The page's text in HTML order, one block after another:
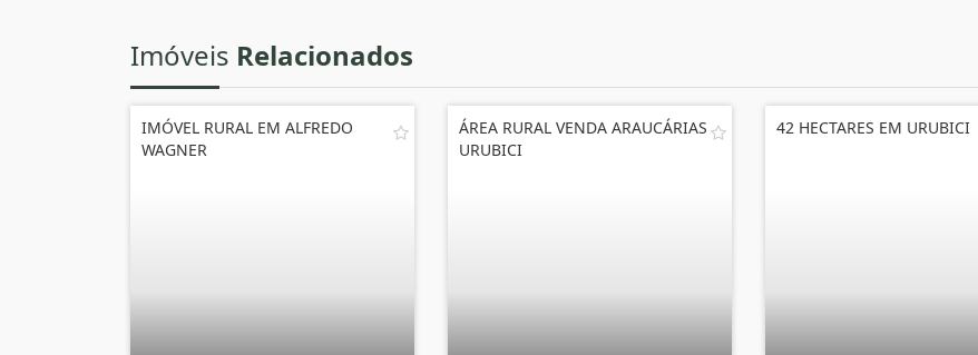
Imóveis Relacionados
IMÓVEL RURAL EM ALFREDO
WAGNER
ÁREA RURAL VENDA ARAUCÁRIAS
URUBICI
42 HECTARES EM URUBICI